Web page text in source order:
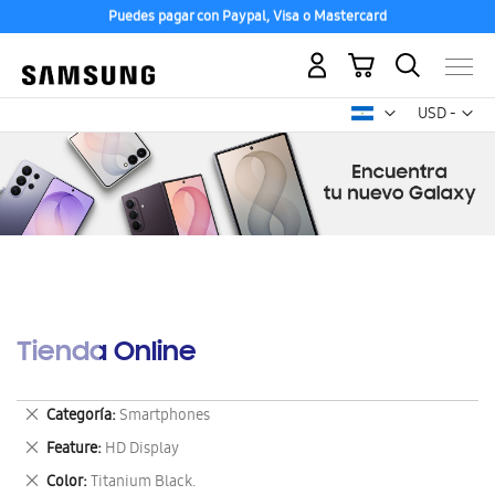
Puedes pagar con Paypal, Visa o Mastercard
USD -
dólar
Mi carrito
Tienda Online
Categoría Smartphones
Eliminar
este
artículo
Feature HD Display
Eliminar
este
Color Titanium Black.
Eliminar